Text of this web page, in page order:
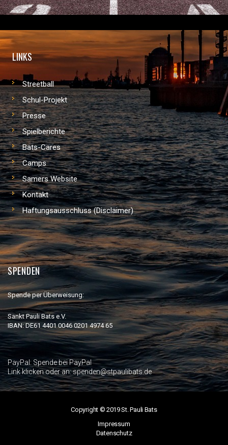
LINKS
Streetball
Schul-Projekt
Presse
Spielberichte
Bats-Cares
Camps
Samers Website
Kontakt
Haftungsausschluss (Disclaimer)
SPENDEN
Spende per Überweisung:
Sankt Pauli Bats e.V.
IBAN: DE61 4401 0046 0201 4974 65
PayPal: Spende bei PayPal
Link klicken oder an: spenden@stpaulibats.de
Copyright © 2019 St. Pauli Bats
Impressum
Datenschutz